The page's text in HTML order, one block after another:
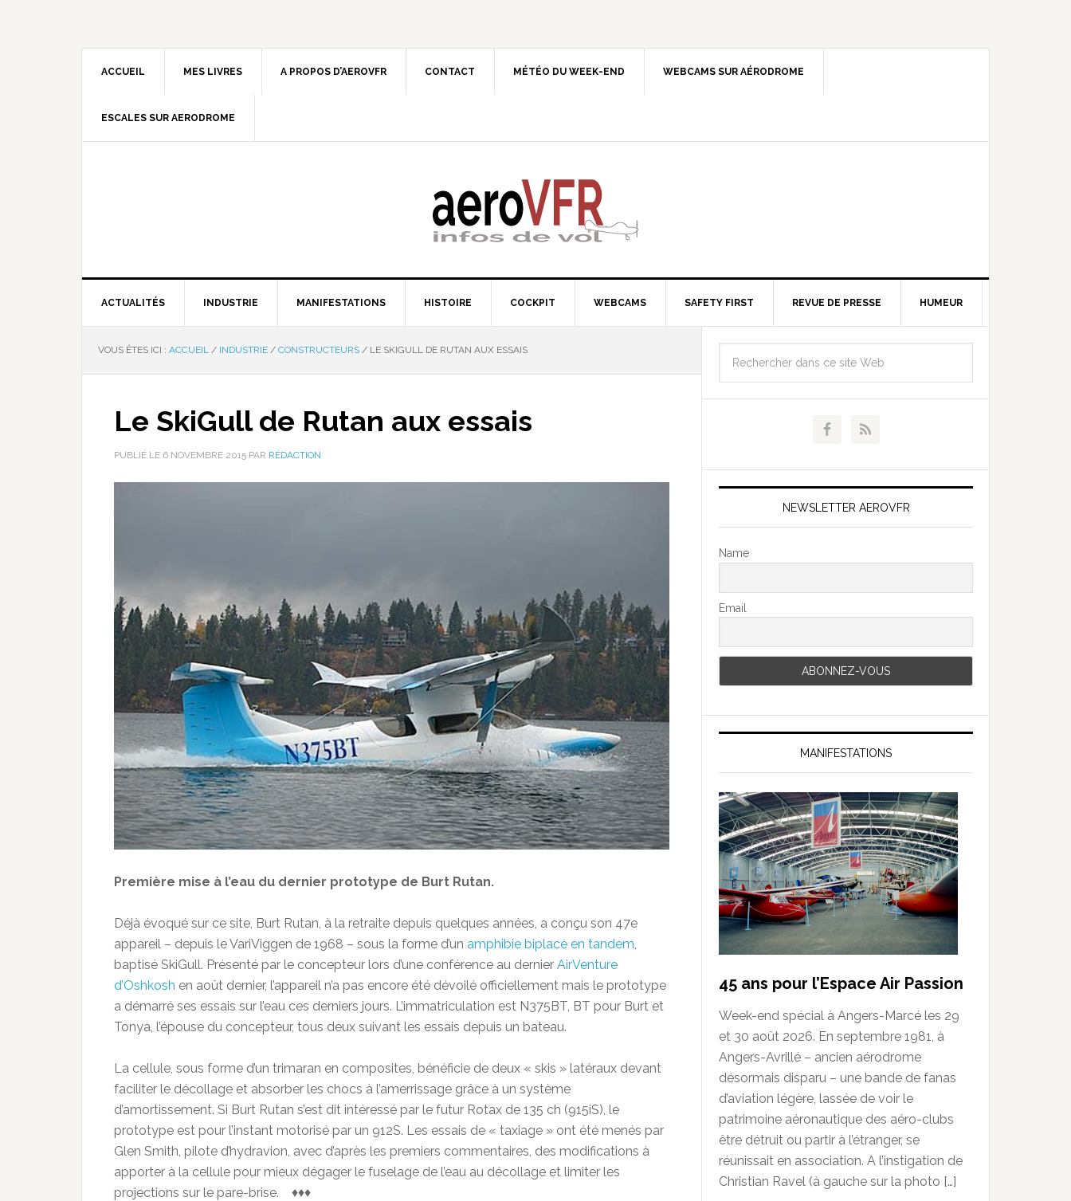
ACCUEIL MES LIVRES A PROPOS D’AEROVFR CONTACT MÉTÉO DU WEEK-END WEBCAMS SUR AÉRODROME
ESCALES SUR AERODROME
ACTUALITÉS INDUSTRIE MANIFESTATIONS HISTOIRE COCKPIT WEBCAMS SAFETY FIRST REVUE DE PRESSE HUMEUR
VOUS ÊTES ICI : ACCUEIL / INDUSTRIE / CONSTRUCTEURS / LE SKIGULL DE RUTAN AUX ESSAIS
Le SkiGull de Rutan aux essais
PUBLIÉ LE 6 NOVEMBRE 2015 PAR RÉDACTION
Première mise à l’eau du dernier prototype de Burt Rutan.
Déjà évoqué sur ce site, Burt Rutan, à la retraite depuis quelques années, a conçu son 47e
appareil – depuis le VariViggen de 1968 – sous la forme d’un amphibie biplace en tandem,
baptisé SkiGull. Présenté par le concepteur lors d’une conférence au dernier AirVenture
d’Oshkosh en août dernier, l’appareil n’a pas encore été dévoilé officiellement mais le prototype
a démarré ses essais sur l’eau ces derniers jours. L’immatriculation est N375BT, BT pour Burt et
Tonya, l’épouse du concepteur, tous deux suivant les essais depuis un bateau.
La cellule, sous forme d’un trimaran en composites, bénéficie de deux « skis » latéraux devant
faciliter le décollage et absorber les chocs à l’amerrissage grâce à un système
d’amortissement. Si Burt Rutan s’est dit intéressé par le futur Rotax de 135 ch (915iS), le
prototype est pour l’instant motorisé par un 912S. Les essais de « taxiage » ont été menés par
Glen Smith, pilote d’hydravion, avec d’après les premiers commentaires, des modifications à
apporter à la cellule pour mieux dégager le fuselage de l’eau au décollage et limiter les
projections sur le pare-brise. ♦♦♦
NEWSLETTER AEROVFR
Name
Email
MANIFESTATIONS
45 ans pour l’Espace Air Passion
Week-end spécial à Angers-Marcé les 29
et 30 août 2026. En septembre 1981, à
Angers-Avrillé – ancien aérodrome
désormais disparu – une bande de fanas
d’aviation légère, lassée de voir le
patrimoine aéronautique des aéro-clubs
être détruit ou partir à l’étranger, se
réunissait en association. A l’instigation de
Christian Ravel (à gauche sur la photo […]